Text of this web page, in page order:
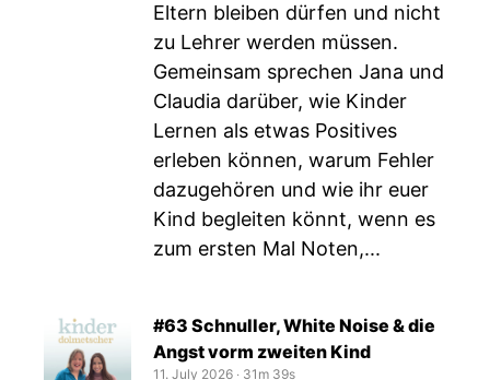
Eltern bleiben dürfen und nicht
zu Lehrer werden müssen.
Gemeinsam sprechen Jana und
Claudia darüber, wie Kinder
Lernen als etwas Positives
erleben können, warum Fehler
dazugehören und wie ihr euer
Kind begleiten könnt, wenn es
zum ersten Mal Noten,...
#63 Schnuller, White Noise & die
Angst vorm zweiten Kind
11. July 2026 ‧ 31m 39s